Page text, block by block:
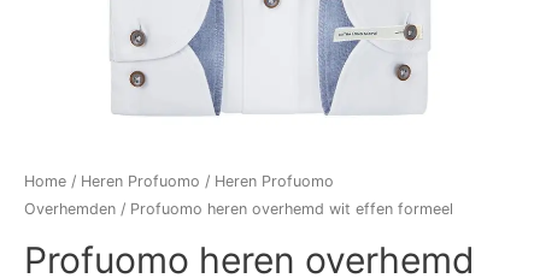
Home / Heren Profuomo / Heren Profuomo
Overhemden / Profuomo heren overhemd wit effen formeel
Profuomo heren overhemd